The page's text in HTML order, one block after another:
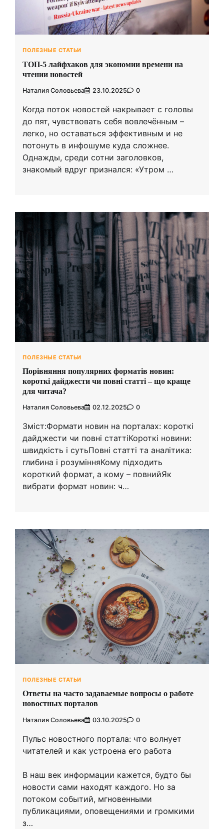
ПОЛЕЗНЫЕ СТАТЬИ
ТОП-5 лайфхаков для экономии времени на
чтении новостей
Наталия Соловьева 23.10.2025 0
Когда поток новостей накрывает с головы
до пят, чувствовать себя вовлечённым –
легко, но оставаться эффективным и не
потонуть в инфошуме куда сложнее.
Однажды, среди сотни заголовков,
знакомый вдруг признался: «Утром …
ПОЛЕЗНЫЕ СТАТЬИ
Порівняння популярних форматів новин:
короткі дайджести чи повні статті – що краще
для читача?
Наталия Соловьева 02.12.2025 0
Зміст:Формати новин на порталах: короткі
дайджести чи повні статтіКороткі новини:
швидкість і сутьПовні статті та аналітика:
глибина і розумінняКому підходить
короткий формат, а кому – повнийЯк
вибрати формат новин: ч…
ПОЛЕЗНЫЕ СТАТЬИ
Ответы на часто задаваемые вопросы о работе
новостных порталов
Наталия Соловьева 03.10.2025 0
Пульс новостного портала: что волнует
читателей и как устроена его работа
В наш век информации кажется, будто бы
новости сами находят каждого. Но за
потоком событий, мгновенными
публикациями, оповещениями и громкими
з…